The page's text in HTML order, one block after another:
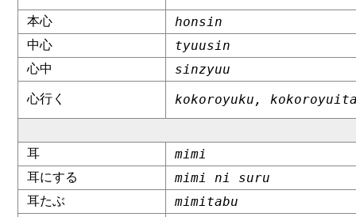
本心 honsin
中心 tyuusin
心中 sinzyuu
心行く kokoroyuku,
耳 mimi
耳にする mimi ni suru
耳たぶ mimitabu